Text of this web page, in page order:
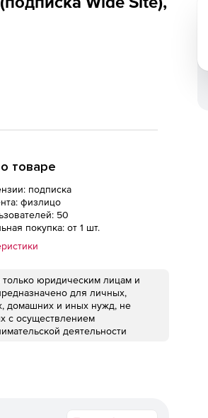
товаре
подписка
физлицо
50
покупка: от 1 шт.
только юридическим лицам и
для личных,
домашних и иных нужд, не
с осуществлением
деятельности